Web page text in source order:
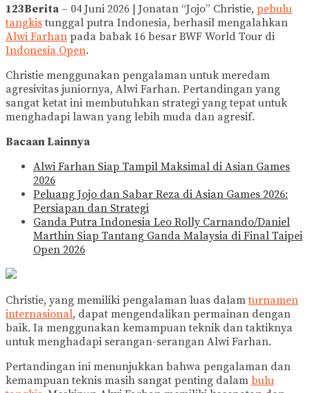
123Berita – 04 Juni 2026 | Jonatan “Jojo” Christie, pebulu
tangkistunggal putra Indonesia, berhasil mengalahkan
Alwi Farhan pada babak 16 besar BWF World Tour di
Indonesia Open.
Christie menggunakan pengalaman untuk meredam
agresivitas juniornya, Alwi Farhan. Pertandingan yang
sangat ketat ini membutuhkan strategi yang tepat untuk
menghadapi lawan yang lebih muda dan agresif.
Bacaan Lainnya
Alwi Farhan Siap Tampil Maksimal di Asian Games
2026
Peluang Jojo dan Sabar Reza di Asian Games 2026:
Persiapan dan Strategi
Ganda Putra Indonesia Leo Rolly Carnando/Daniel
Marthin Siap Tantang Ganda Malaysia di Final Taipei
Open 2026
Christie, yang memiliki pengalaman luas dalamturnamen
internasional, dapat mengendalikan permainan dengan
baik. Ia menggunakan kemampuan teknik dan taktiknya
untuk menghadapi serangan-serangan Alwi Farhan.
Pertandingan ini menunjukkan bahwa pengalaman dan
kemampuan teknis masih sangat penting dalam bulu